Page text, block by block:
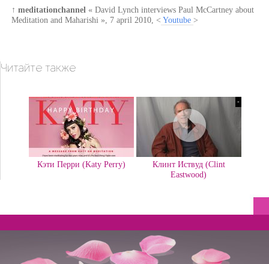
↑ meditationchannel « David Lynch interviews Paul McCartney about
Meditation and Maharishi », 7 april 2010, < Youtube >
Читайте также
Кэти Перри (Katy Perry)
Клинт Иствуд (Clint
Eastwood)
-